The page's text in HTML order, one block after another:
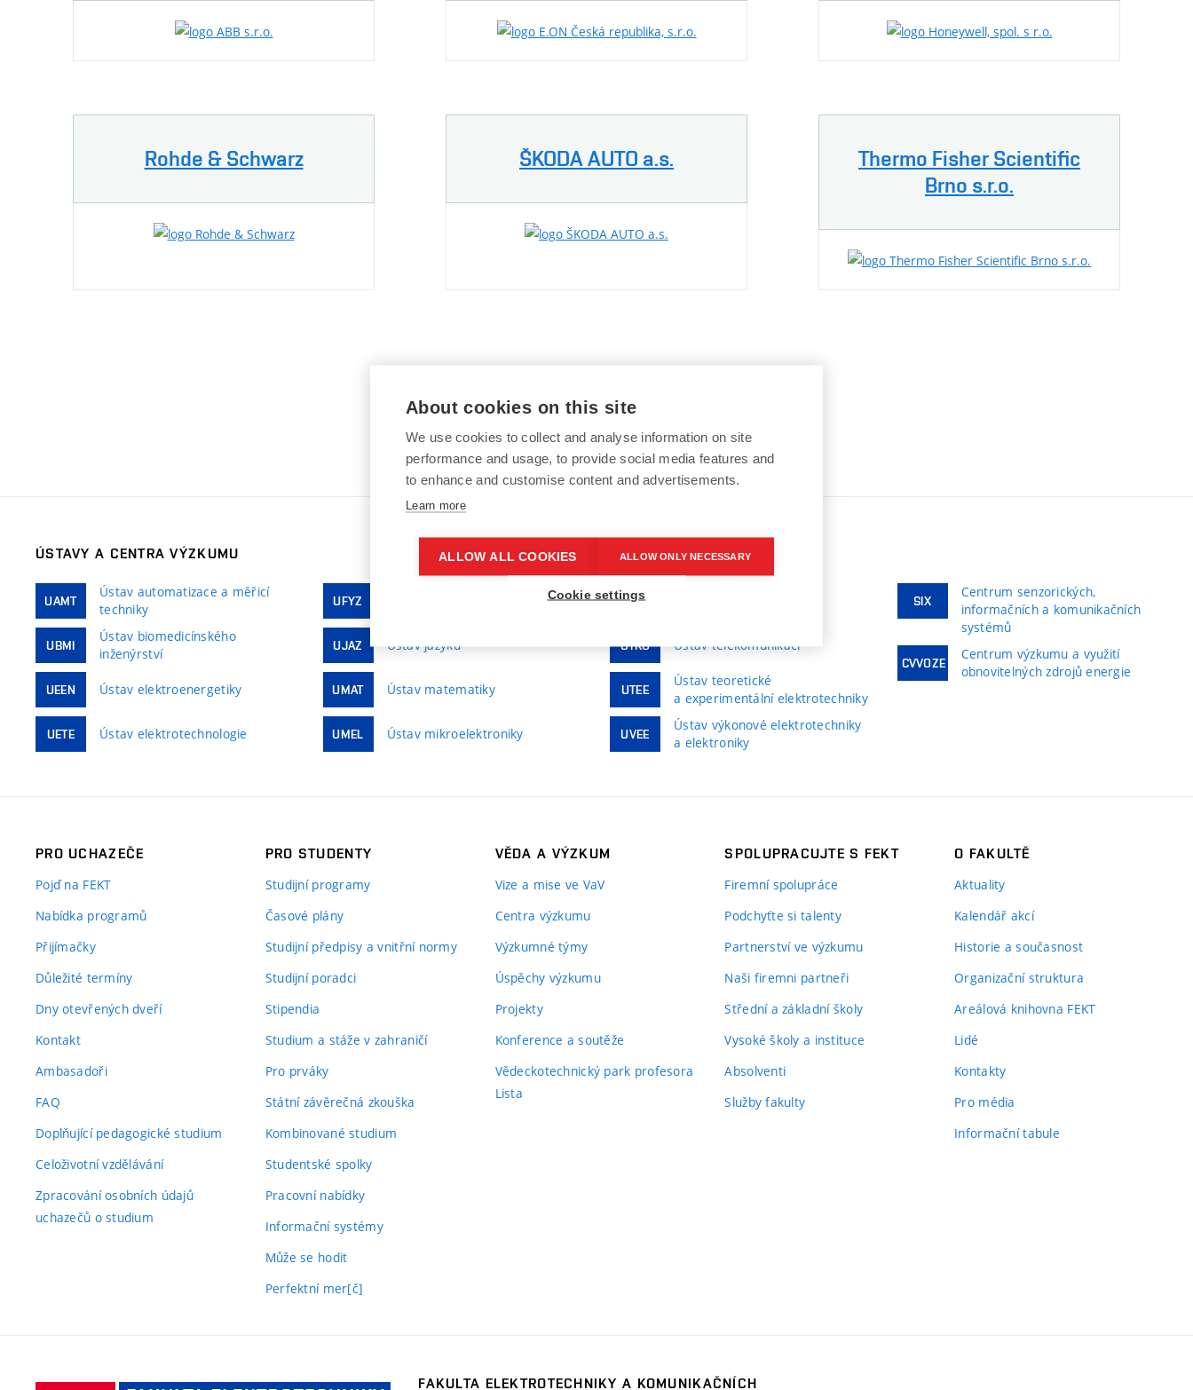
Rohde & Schwarz ŠKODA AUTO a.s.
Thermo Fisher Scientific
Brno s.r.o.
STAŇTE SE PERFEKTNÍM PARTNEREM
ÚSTAVY A CENTRA VÝZKUMU
UAMT
Ústav automatizace a měřicí
techniky
UBMI
Ústav biomedicínského
inženýrství
UEEN Ústav elektroenergetiky
UETE Ústav elektrotechnologie
UFYZ
UJAZ Ústav jazyků
UMAT Ústav matematiky
UMEL Ústav mikroelektroniky
UREL
UTKO Ústav telekomunikací
UTEE
Ústav teoretické
a experimentální elektrotechniky
UVEE
Ústav výkonové elektrotechniky
a elektroniky
SIX
Centrum senzorických,
informačních a komunikačních
systémů
CVVOZE
Centrum výzkumu a využití
obnovitelných zdrojů energie
PRO UCHAZEČE
Pojď na FEKT
Nabídka programů
Přijímačky
Důležité termíny
Dny otevřených dveří
Kontakt
Ambasadoři
FAQ
Doplňující pedagogické studium
Celoživotní vzdělávání
Zpracování osobních údajů
uchazečů o studium
PRO STUDENTY
Studijní programy
Časové plány
Studijní předpisy a vnitřní normy
Studijní poradci
Stipendia
Studium a stáže v zahraničí
Pro prváky
Státní závěrečná zkouška
Kombinované studium
Studentské spolky
Pracovní nabídky
Informační systémy
Může se hodit
Perfektní mer[č]
VĚDA A VÝZKUM
Vize a mise ve VaV
Centra výzkumu
Výzkumné týmy
Úspěchy výzkumu
Projekty
Konference a soutěže
Vědeckotechnický park profesora
Lista
SPOLUPRACUJTE S FEKT
Firemní spolupráce
Podchyťte si talenty
Partnerství ve výzkumu
Naši firemni partneři
Střední a základní školy
Vysoké školy a instituce
Absolventi
Služby fakulty
O FAKULTĚ
Aktuality
Kalendář akcí
Historie a současnost
Organizační struktura
Areálová knihovna FEKT
Lidé
Kontakty
Pro média
Informační tabule
FAKULTA ELEKTROTECHNIKY A KOMUNIKAČNÍCH
About cookies on this site
We use cookies to collect and analyse information on site
performance and usage, to provide social media features and
to enhance and customise content and advertisements.
Learn more
ALLOW ALL COOKIES ALLOW ONLY NECESSARY
Cookie settings